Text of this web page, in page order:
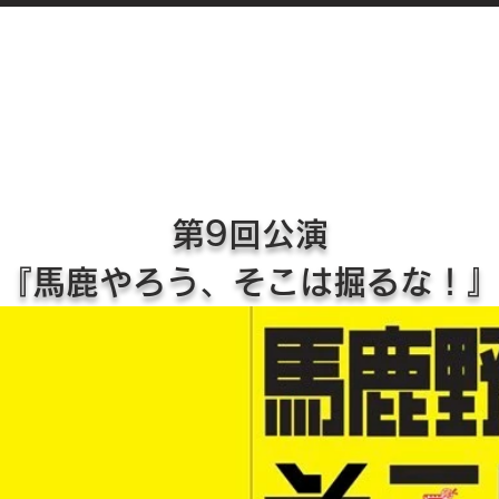
第9回公演
『馬鹿やろう、そこは掘るな！』